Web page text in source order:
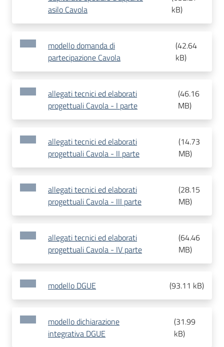
asilo Cavola
kB)
modello domanda di
partecipazione Cavola
(42.64
kB)
allegati tecnici ed elaborati
progettuali Cavola - I parte
(46.16
MB)
allegati tecnici ed elaborati
progettuali Cavola - II parte
(14.73
MB)
allegati tecnici ed elaborati
progettuali Cavola - III parte
(28.15
MB)
allegati tecnici ed elaborati
progettuali Cavola - IV parte
(64.46
MB)
modello DGUE (93.11 kB)
modello dichiarazione
integrativa DGUE
(31.99
kB)